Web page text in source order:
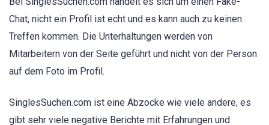
Chat, nicht ein Profil ist echt und es kann auch zu keinen
Treffen kommen. Die Unterhaltungen werden von
Mitarbeitern von der Seite geführt und nicht von der Person
auf dem Foto im Profil.
SinglesSuchen.com ist eine Abzocke wie viele andere, es
gibt sehr viele negative Berichte mit Erfahrungen und